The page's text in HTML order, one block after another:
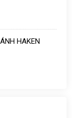
HAKEN